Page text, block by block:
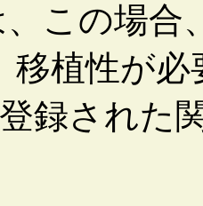
この場合
移植性が
録された